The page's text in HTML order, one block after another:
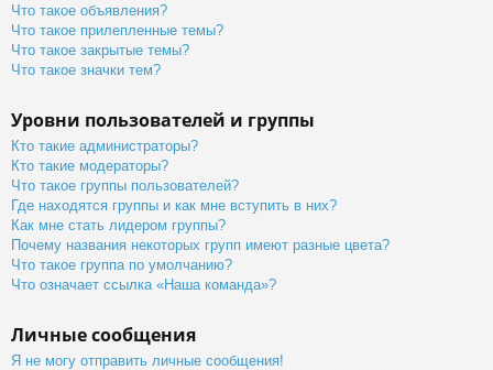
Что такое объявления?
Что такое прилепленные темы?
Что такое закрытые темы?
Что такое значки тем?
Уровни пользователей и группы
Кто такие администраторы?
Кто такие модераторы?
Что такое группы пользователей?
Где находятся группы и как мне вступить в них?
Как мне стать лидером группы?
Почему названия некоторых групп имеют разные цвета?
Что такое группа по умолчанию?
Что означает ссылка «Наша команда»?
Личные сообщения
Я не могу отправить личные сообщения!